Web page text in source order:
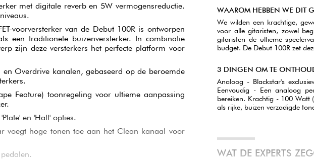
met digitale reverb en 5W vermogensreductie.
voorversterker van de Debut 100R is ontworpen
een traditionele buizenversterker. In combinatie
zijn deze versterkers het perfecte platform voor
en Overdrive kanalen, gebaseerd op de beroemde
Feature) toonregeling voor ultieme aanpassing
en 'Hall' opties.
voegt hoge tonen toe aan het Clean kanaal voor
WAAROM HEBBEN WE DIT
We wilden een krachtige,
voor alle gitaristen, zowel
gitaristen de ultieme
budget. De Debut 100R zet
3 DINGEN OM TE
Analoog - Blackstar's
Eenvoudig - Een analoog
bereiken. Krachtig - 100 Watt
als rijke, buizen verzadigde
WAT DE EXPERTS